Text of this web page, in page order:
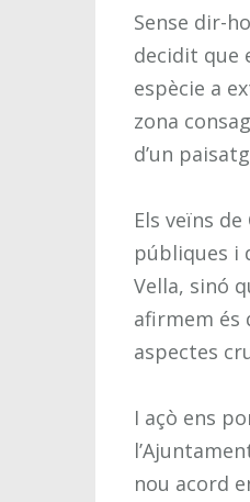
Sense dir-
decidit que
espècie a
zona
d’un
Els veïns
públiques i
Vella, sinó
afirmem és
aspectes
I açò ens
nou acord